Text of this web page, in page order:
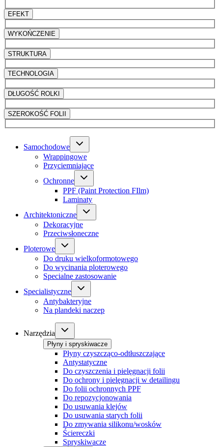
EFEKT
WYKOŃCZENIE
STRUKTURA
TECHNOLOGIA
DŁUGOŚĆ ROLKI
SZEROKOŚĆ FOLII
Samochodowe
Wrappingowe
Przyciemniające
Ochronne
PPF (Paint Protection FIlm)
Laminaty
Architektoniczne
Dekoracyjne
Przeciwsłoneczne
Ploterowe
Do druku wielkoformotowego
Do wycinania ploterowego
Specialne zastosowanie
Specialistyczne
Antybakteryjne
Na plandeki naczep
Narzędzia
Płyny i spryskiwacze
Płyny czyszcząco-odtłuszczające
Antystatyczne
Do czyszczenia i pielęgnacji folii
Do ochrony i pielęgnacji w detailingu
Do folii ochronnych PPF
Do repozycjonowania
Do usuwania klejów
Do usuwania starych folii
Do zmywania silikonu/wosków
Ściereczki
Spryskiwacze